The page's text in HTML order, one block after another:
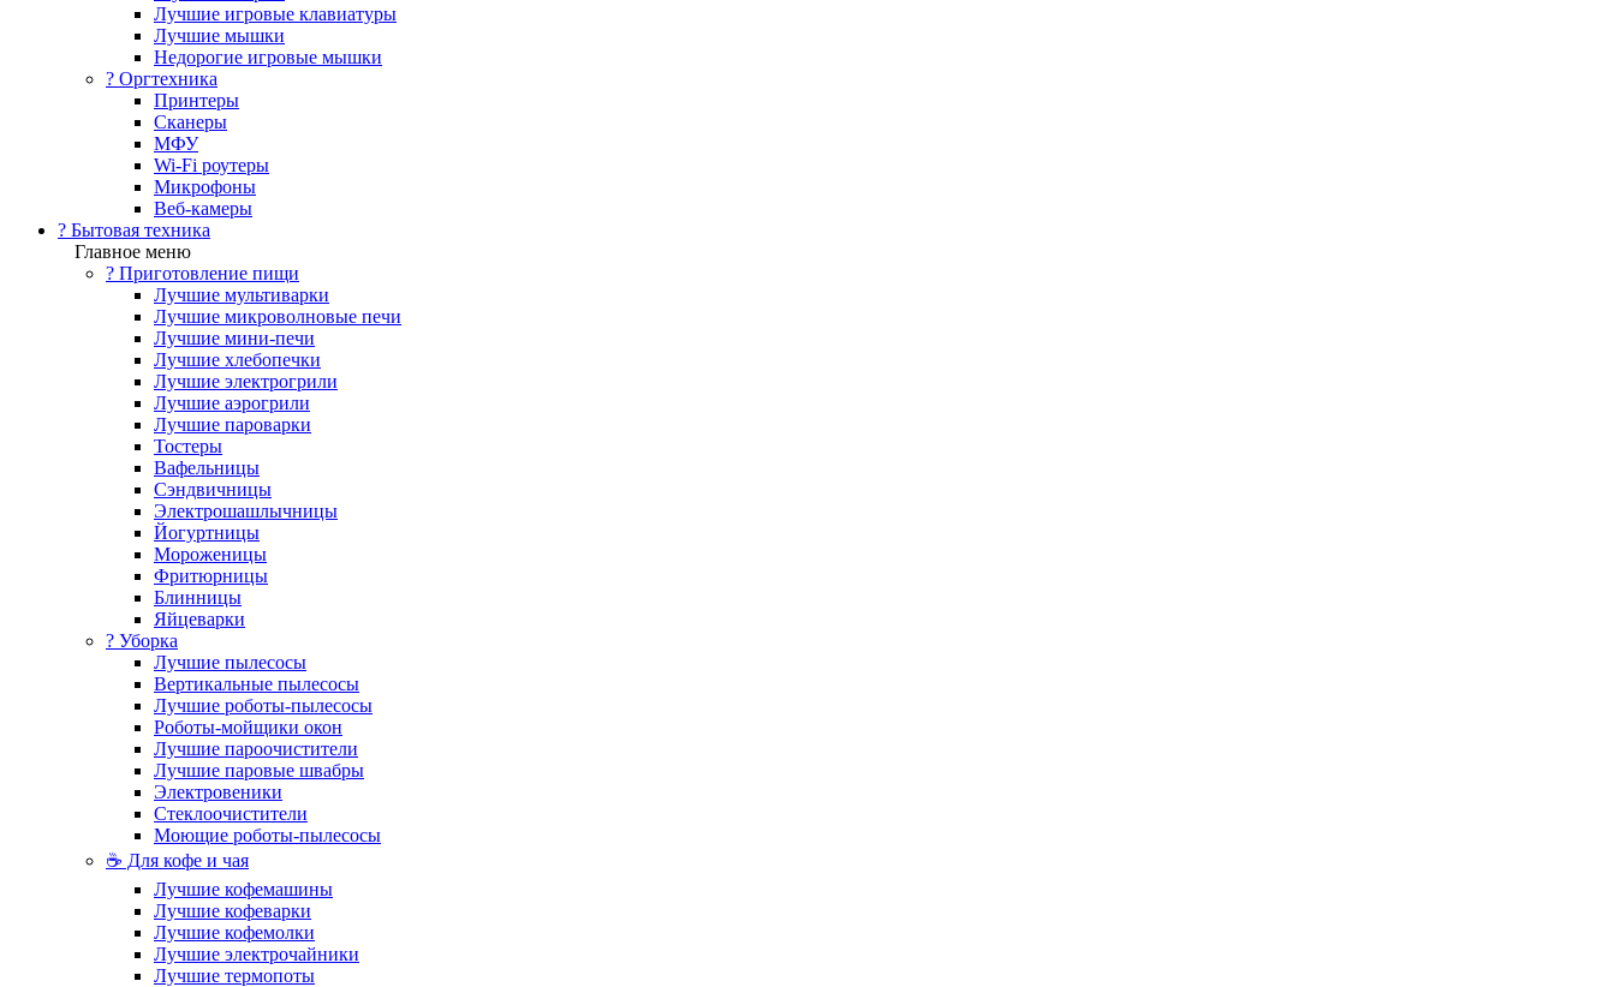
Лучшие игровые клавиатуры
Лучшие мышки
Недорогие игровые мышки
?️ Оргтехника
Принтеры
Сканеры
МФУ
Wi-Fi роутеры
Микрофоны
Веб-камеры
? Бытовая техника
Главное меню
? Приготовление пищи
Лучшие мультиварки
Лучшие микроволновые печи
Лучшие мини-печи
Лучшие хлебопечки
Лучшие электрогрили
Лучшие аэрогрили
Лучшие пароварки
Тостеры
Вафельницы
Сэндвичницы
Электрошашлычницы
Йогуртницы
Мороженицы
Фритюрницы
Блинницы
Яйцеварки
? Уборка
Лучшие пылесосы
Вертикальные пылесосы
Лучшие роботы-пылесосы
Роботы-мойщики окон
Лучшие пароочистители
Лучшие паровые швабры
Электровеники
Стеклоочистители
Моющие роботы-пылесосы
☕ Для кофе и чая
Лучшие кофемашины
Лучшие кофеварки
Лучшие кофемолки
Лучшие электрочайники
Лучшие термопоты